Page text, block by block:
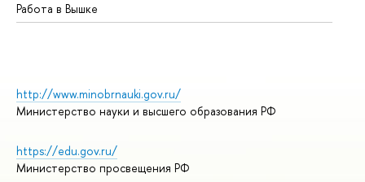
Работа в Вышке
http://www.minobrnauki.gov.ru/
Министерство науки и высшего образования РФ
https://edu.gov.ru/
Министерство просвещения РФ